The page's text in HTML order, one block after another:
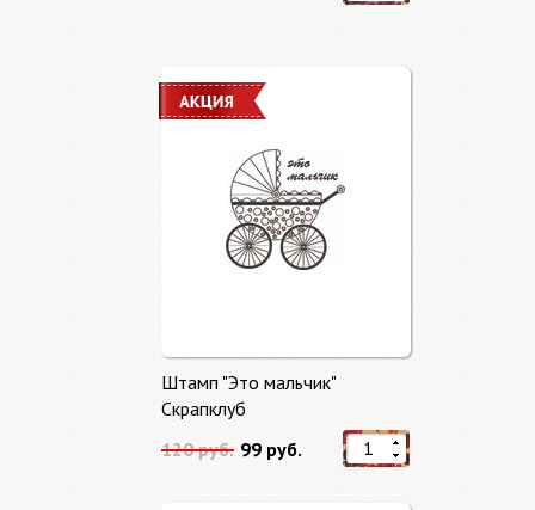
Штамп "Это мальчик"
Скрапклуб
120 руб. 99 руб.